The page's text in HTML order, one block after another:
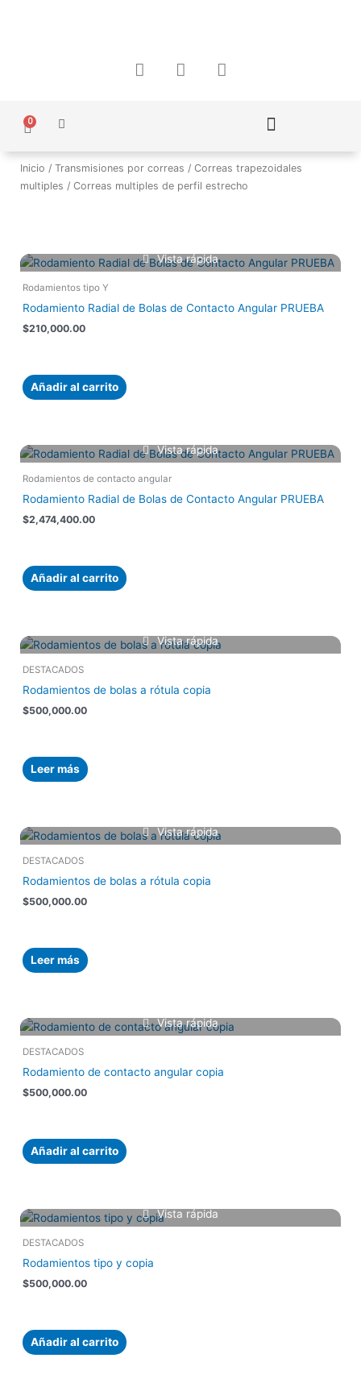
F
a
o
k
I
n
r
a
m
W
h
p
p
0
Carrito
Inicio / Transmisiones por correas / Correas trapezoidales
multiples / Correas multiples de perfil estrecho
Vista rápida
Rodamientos tipo Y
Rodamiento Radial de Bolas de Contacto Angular PRUEBA
$210,000.00
Añadir al carrito
Vista rápida
Rodamientos de contacto angular
Rodamiento Radial de Bolas de Contacto Angular PRUEBA
$2,474,400.00
Añadir al carrito
Vista rápida
DESTACADOS
Rodamientos de bolas a rótula copia
$500,000.00
Leer más
Vista rápida
DESTACADOS
Rodamientos de bolas a rótula copia
$500,000.00
Leer más
Vista rápida
DESTACADOS
Rodamiento de contacto angular copia
$500,000.00
Añadir al carrito
Vista rápida
DESTACADOS
Rodamientos tipo y copia
$500,000.00
Añadir al carrito